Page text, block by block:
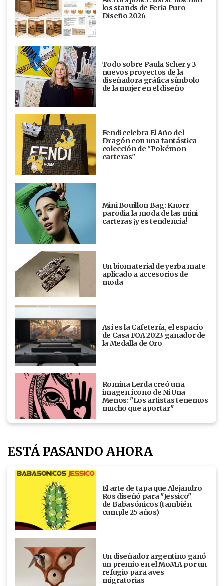
los stands de Feria Puro
Diseño 2026
Todo sobre Paula Scher y 3
nuevos proyectos de la
diseñadora gráfica símbolo
de la mujer en el diseño
Fendi celebra El Año del
Dragón con una fantástica
colección de "Pokémon
carteras"
Mini Bouillon Bag: Knorr
parodia la moda de las mini
carteras ¡y es tendencia!
Un biomaterial de yerba mate
aplicado a accesorios de
moda
Así es la Cafetería, el espacio
de Casa FOA 2023 ganador de
la Medalla de Oro
Romina Lerda creó una
imagen ícono de Ni Una
Menos: "Los artistas tenemos
mucho que aportar"
ESTÁ PASANDO AHORA
El arte de tapa que Alejandro
Ros diseñó para "Jessico"
de Babasónicos (también
cumple 25 años)
Un diseñador argentino ganó
un premio en el MoMA por un
refugio para aves
migratorias